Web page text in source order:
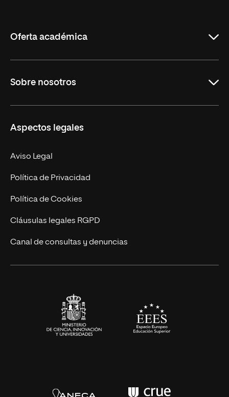
Oferta académica
Másteres Oficiales
Doctorados
Experto Universitario
Postgrados
Cursos Universitarios
Sobre nosotros
Facultades
Nuestro Equipo
Trabaja en UNIR
Actualidad
UNIR Revista
Eventos
Aspectos legales
Aviso Legal
Política de Privacidad
Política de Cookies
Cláusulas legales RGPD
Canal de consultas y denuncias